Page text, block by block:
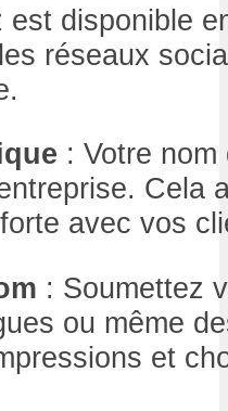
disponible
réseaux
: Votre
Cela
avec vos
: Soumettez
ou même
et